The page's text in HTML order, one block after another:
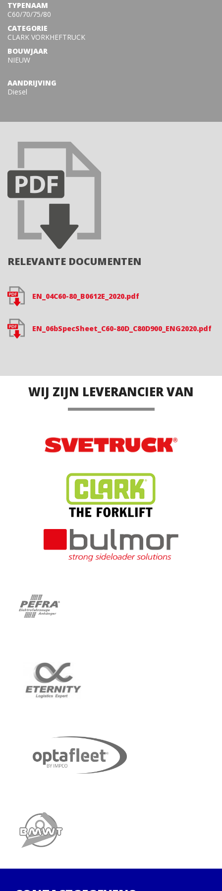
TYPENAAM
C60/70/75/80
CATEGORIE
CLARK VORKHEFTRUCK
BOUWJAAR
NIEUW
AANDRIJVING
Diesel
RELEVANTE DOCUMENTEN
EN_04C60-80_B0612E_2020.pdf
EN_06bSpecSheet_C60-80D_C80D900_ENG2020.pdf
WIJ ZIJN LEVERANCIER VAN